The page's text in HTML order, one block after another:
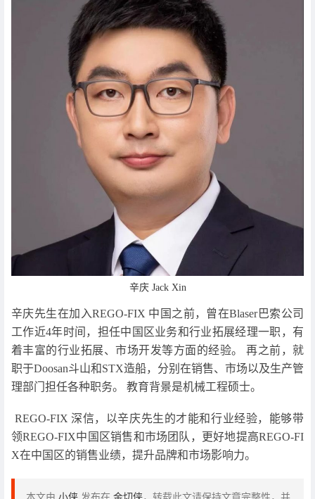
辛庆 Jack Xin
辛庆先生在加入REGO-FIX 中国之前，曾在Blaser巴索公司
工作近4年时间，担任中国区业务和行业拓展经理一职，有
着丰富的行业拓展、市场开发等方面的经验。 再之前，就
职于Doosan斗山和STX造船，分别在销售、市场以及生产管
理部门担任各种职务。 教育背景是机械工程硕士。
REGO-FIX 深信，以辛庆先生的才能和行业经验，能够带
领REGO-FIX中国区销售和市场团队，更好地提高REGO-FI
X在中国区的销售业绩，提升品牌和市场影响力。